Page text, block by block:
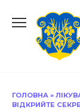
до
ГОЛОВНА »
ВІДКРИЙТЕ